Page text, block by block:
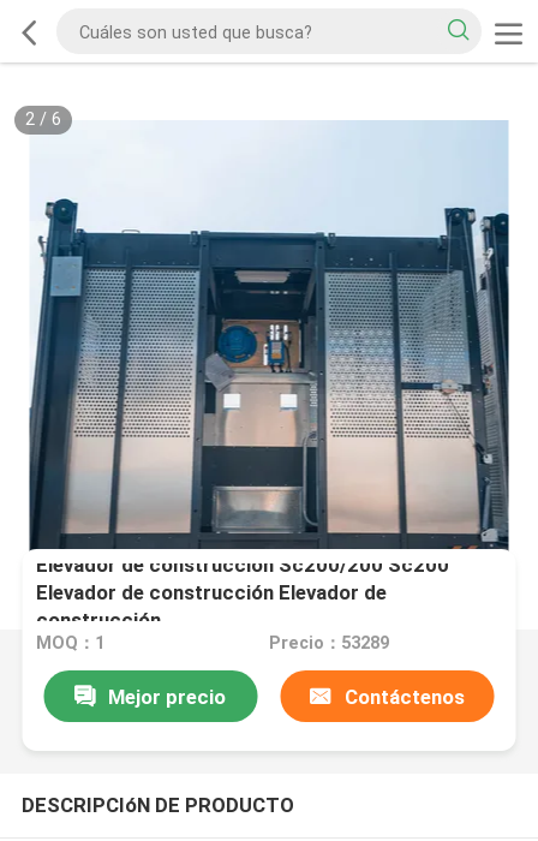
2/ 6
Elevador de construcción Sc200/200 Sc200
Elevador de construcción Elevador de
construcción
MOQ：1 Precio：53289
Mejor precio Contáctenos
DESCRIPCIóN DE PRODUCTO